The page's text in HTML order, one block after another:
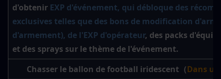
d'obtenir EXP d'événement, qui débloque des
exclusives telles que des bons de modification
d'armement), de l'EXP d'opérateur, des packs
et des sprays sur le thème de l'événement.
Chasser le ballon de football iridescent（Dans